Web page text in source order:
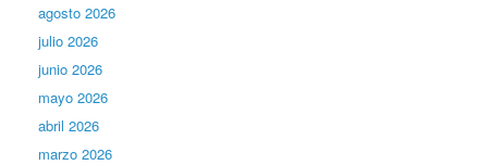
agosto 2026
julio 2026
junio 2026
mayo 2026
abril 2026
marzo 2026